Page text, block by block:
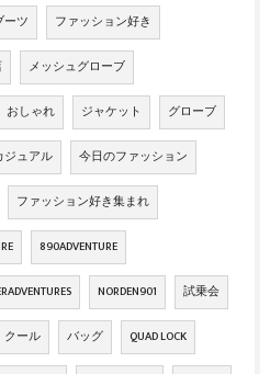
ーツ ファッション好き
メッシュグローブ
おしゃれ ジャケット グローブ
ジュアル 今日のファッション
ファッション好き集まれ
890ADVENTURE
NORDEN901 試乗会
クール バッグ QUAD LOCK